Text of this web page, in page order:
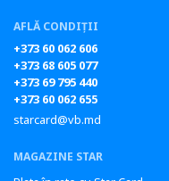
AFLĂ CONDIȚII
+373 60 062 606
+373 68 605 077
+373 69 795 440
+373 60 062 655
starcard@vb.md
MAGAZINE STAR